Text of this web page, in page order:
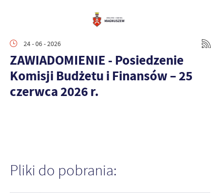
24 - 06 - 2026
ZAWIADOMIENIE - Posiedzenie
Komisji Budżetu i Finansów – 25
czerwca 2026 r.
Pliki do pobrania: